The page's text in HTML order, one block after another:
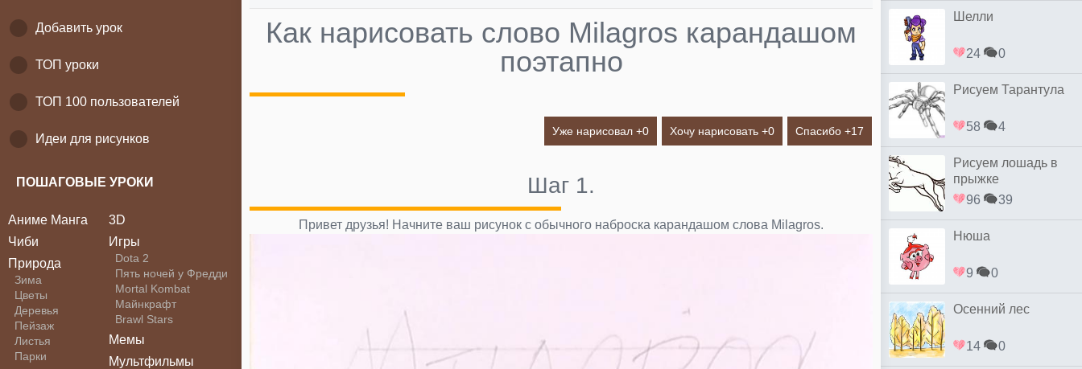
Добавить урок
ТОП уроки
ТОП 100 пользователей
Идеи для рисунков
ПОШАГОВЫЕ УРОКИ
Аниме Манга
Чиби
Природа
Зима
Цветы
Деревья
Пейзаж
Листья
Парки
3D
Игры
Dota 2
Пять ночей у Фредди
Mortal Kombat
Майнкрафт
Brawl Stars
Мемы
Мультфильмы
Как нарисовать слово Milagros карандашом
поэтапно
Уже нарисовал +0 Хочу нарисовать +0 Спасибо +17
Шаг 1.
Привет друзья! Начните ваш рисунок с обычного наброска карандашом слова Milagros.
Шелли
24 0
Рисуем Тарантула
58 4
Рисуем лошадь в
прыжке
96
39
Нюша
9 0
Осенний лес
14 0